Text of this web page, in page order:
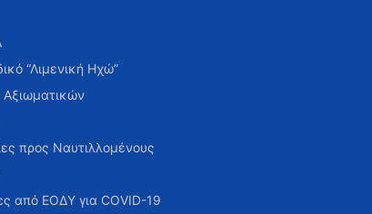
“Λιμενική Ηχώ”
Αξιωματικών
προς Ναυτιλλομένους
από ΕΟΔΥ για COVID-19